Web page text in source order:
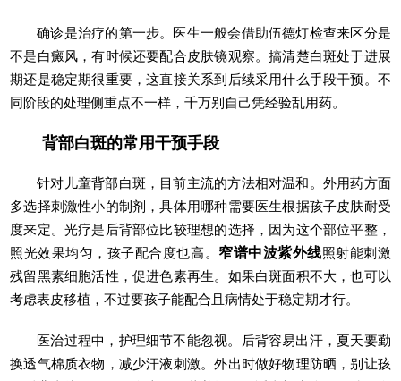
确诊是治疗的第一步。医生一般会借助伍德灯检查来区分是
不是白癜风，有时候还要配合皮肤镜观察。搞清楚白斑处于进展
期还是稳定期很重要，这直接关系到后续采用什么手段干预。不
同阶段的处理侧重点不一样，千万别自己凭经验乱用药。
背部白斑的常用干预手段
针对儿童背部白斑，目前主流的方法相对温和。外用药方面
多选择刺激性小的制剂，具体用哪种需要医生根据孩子皮肤耐受
度来定。光疗是后背部位比较理想的选择，因为这个部位平整，
照光效果均匀，孩子配合度也高。 窄谱中波紫外线照射能刺激
残留黑素细胞活性，促进色素再生。如果白斑面积不大，也可以
考虑表皮移植，不过要孩子能配合且病情处于稳定期才行。
医治过程中，护理细节不能忽视。后背容易出汗，夏天要勤
换透气棉质衣物，减少汗液刺激。外出时做好物理防晒，别让孩